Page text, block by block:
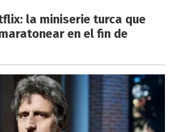
la miniserie turca que
en el fin de